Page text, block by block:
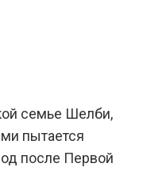
семье Шелби,
пытается
после Первой